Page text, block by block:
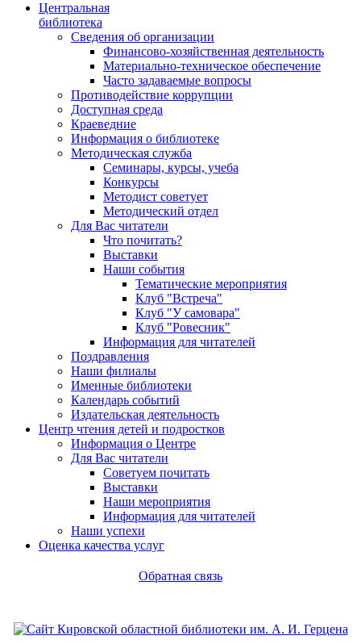
Центральная
библиотека
Сведения об организации
Финансово-хозяйственная деятельность
Материально-техническое обеспечение
Часто задаваемые вопросы
Противодействие коррупции
Доступная среда
Краеведние
Информация о библиотеке
Методическая служба
Семинары, курсы, учеба
Конкурсы
Методист советует
Методический отдел
Для Вас читатели
Что почитать?
Выставки
Наши события
Тематические мероприятия
Клуб "Встреча"
Клуб "У самовара"
Клуб "Ровесник"
Информация для читателей
Поздравления
Наши филиалы
Именные библиотеки
Календарь событий
Издательская деятельность
Центр чтения детей и подростков
Информация о Центре
Для Вас читатели
Советуем почитать
Выставки
Наши мероприятия
Информация для читателей
Наши успехи
Оценка качества услуг
Обратная связь